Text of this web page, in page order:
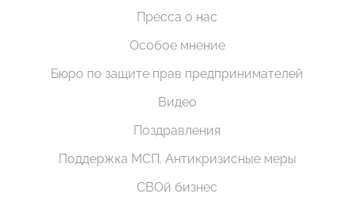
Пресса о нас
Особое мнение
Бюро по защите прав предпринимателей
Видео
Поздравления
Поддержка МСП. Антикризисные меры
СВОй бизнес